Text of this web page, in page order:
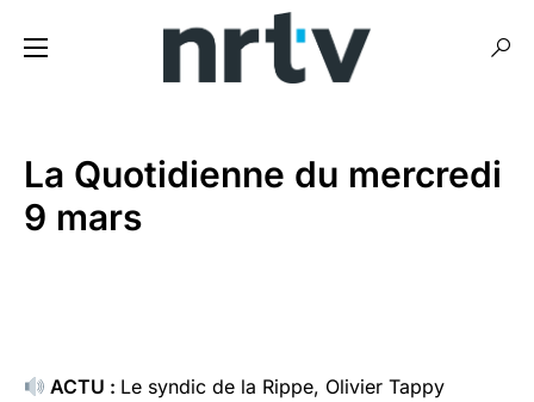
La Quotidienne du mercredi
9 mars
ACTU : Le syndic de la Rippe, Olivier Tappy